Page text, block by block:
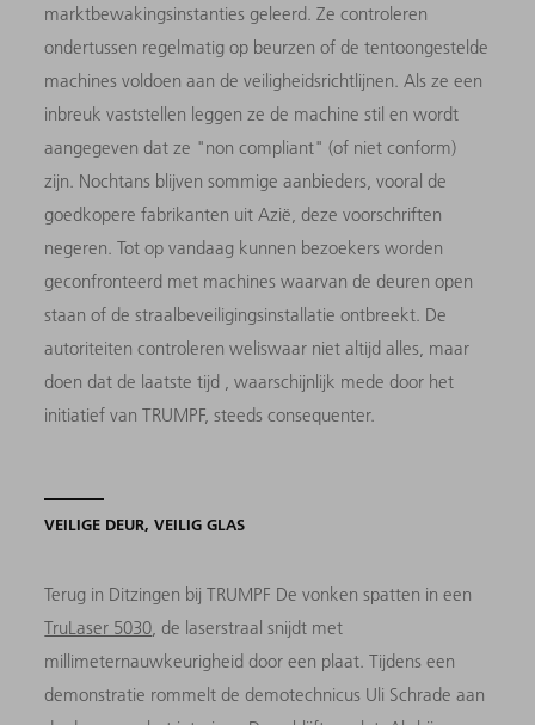
marktbewakingsinstanties geleerd. Ze controleren
ondertussen regelmatig op beurzen of de tentoongestelde
machines voldoen aan de veiligheidsrichtlijnen. Als ze een
inbreuk vaststellen leggen ze de machine stil en wordt
aangegeven dat ze "non compliant" (of niet conform)
zijn. Nochtans blijven sommige aanbieders, vooral de
goedkopere fabrikanten uit Azië, deze voorschriften
negeren. Tot op vandaag kunnen bezoekers worden
geconfronteerd met machines waarvan de deuren open
staan of de straalbeveiligingsinstallatie ontbreekt. De
autoriteiten controleren weliswaar niet altijd alles, maar
doen dat de laatste tijd , waarschijnlijk mede door het
initiatief van TRUMPF, steeds consequenter.
VEILIGE DEUR, VEILIG GLAS
Terug in Ditzingen bij TRUMPF De vonken spatten in een
TruLaser 5030 , de laserstraal snijdt met
millimeternauwkeurigheid door een plaat. Tijdens een
demonstratie rommelt de demotechnicus Uli Schrade aan